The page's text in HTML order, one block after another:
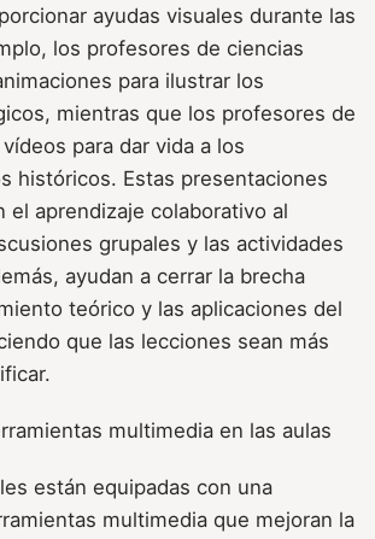
ayudas visuales durante las
los profesores de ciencias
para ilustrar los
mientras que los profesores de
para dar vida a los
históricos. Estas presentaciones
el aprendizaje colaborativo al
grupales y las actividades
ayudan a cerrar la brecha
teórico y las aplicaciones del
que las lecciones sean más
multimedia en las aulas
están equipadas con una
multimedia que mejoran la